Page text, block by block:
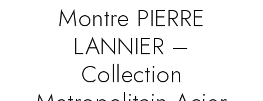
Montre PIERRE
LANNIER –
Collection